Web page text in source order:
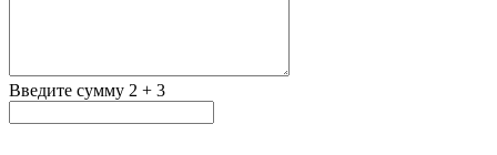
Введите сумму 2 + 3